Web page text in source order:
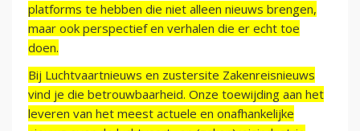
platforms te hebben die niet alleen nieuws brengen,
maar ook perspectief en verhalen die er echt toe
doen.
Bij Luchtvaartnieuws en zustersite Zakenreisnieuws
vind je die betrouwbaarheid. Onze toewijding aan het
leveren van het meest actuele en onafhankelijke